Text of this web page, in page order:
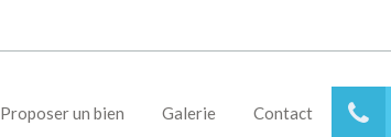
Proposer un bien Galerie Contact